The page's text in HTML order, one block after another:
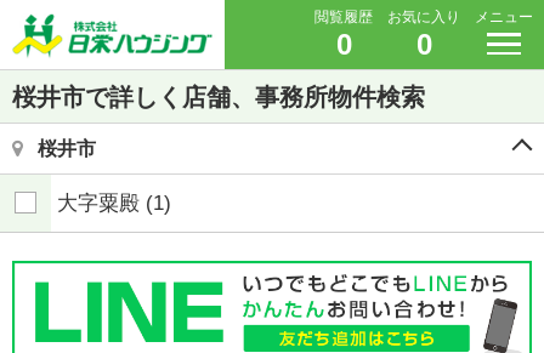
閲覧履歴
0
お気に入り
0
メニュー
桜井市で詳しく店舗、事務所物件検索
桜井市
大字粟殿 (1)